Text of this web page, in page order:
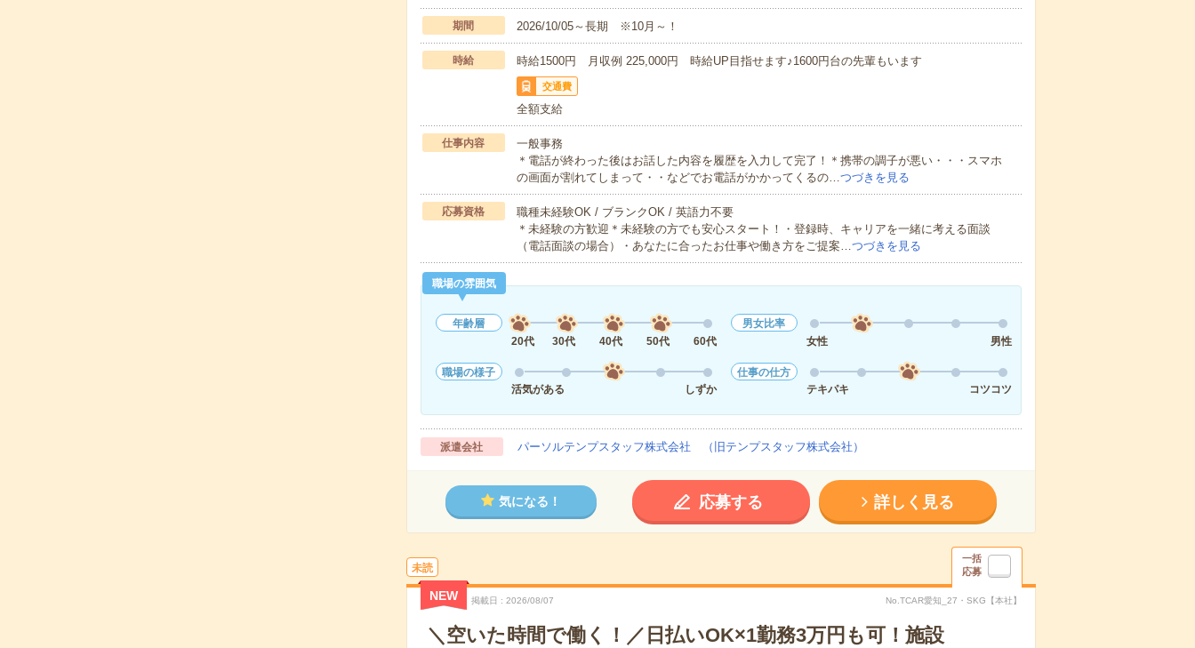
期間 2026/10/05～長期 ※10月～！
時給 時給1500円 月収例 225,000円 時給UP目指せます♪1600円台の先輩もいます
交通費
全額支給
仕事内容
一般事務
＊電話が終わった後はお話した内容を履歴を入力して完了！＊携帯の調子が悪い・・・スマホ
の画面が割れてしまって・・などでお電話がかかってくるの…つづきを見る
応募資格
職種未経験OK / ブランクOK / 英語力不要
＊未経験の方歓迎＊未経験の方でも安心スタート！・登録時、キャリアを一緒に考える面談
（電話面談の場合）・あなたに合ったお仕事や働き方をご提案…つづきを見る
職場の雰囲気
年齢層
20代
30代 40代 50代 60代
男女比率
女性
男性
職場の様子
活気がある
しずか
仕事の仕方
テキパキ
コツコツ
派遣会社 パーソルテンプスタッフ株式会社 （旧テンプスタッフ株式会社）
気になる！ 応募する 詳しく見る
未読
一括
応募
NEW 掲載日 2026/08/07 No.TCAR愛知_27・SKG【本社】
＼空いた時間で働く！／日払いOK×1勤務3万円も可！施設